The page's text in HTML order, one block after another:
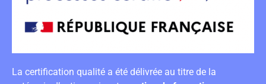
La certification qualité a été délivrée au titre de la